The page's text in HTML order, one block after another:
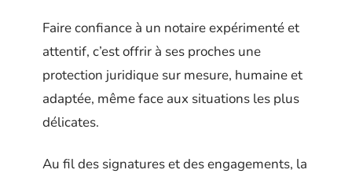
Faire confiance à un notaire expérimenté et
attentif, c’est offrir à ses proches une
protection juridique sur mesure, humaine et
adaptée, même face aux situations les plus
délicates.
Au fil des signatures et des engagements, la